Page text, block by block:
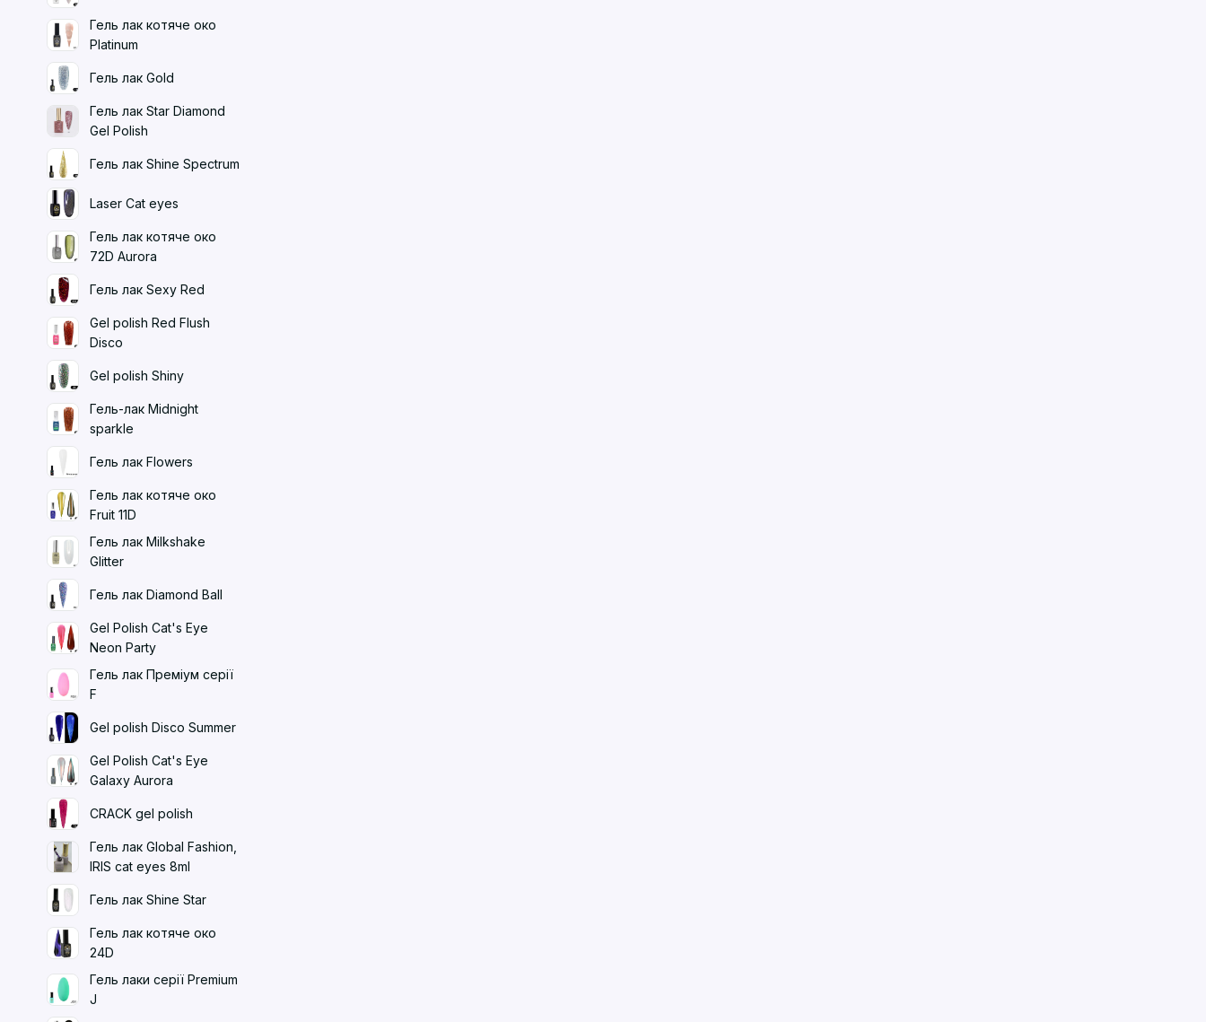
Гель лак котяче око
Platinum
Гель лак Gold
Гель лак Star Diamond
Gel Polish
Гель лак Shine Spectrum
Laser Cat eyes
Гель лак котяче око
72D Aurora
Гель лак Sexy Red
Gel polish Red Flush
Disco
Gel polish Shiny
Гель-лак Midnight
sparkle
Гель лак Flowers
Гель лак котяче око
Fruit 11D
Гель лак Milkshake
Glitter
Гель лак Diamond Ball
Gel Polish Cat's Eye
Neon Party
Гель лак Преміум серії
F
Gel polish Disco Summer
Gel Polish Cat's Eye
Galaxy Aurora
CRACK gel polish
Гель лак Global Fashion,
IRIS cat eyes 8ml
Гель лак Shine Star
Гель лак котяче око
24D
Гель лаки серії Premium
J